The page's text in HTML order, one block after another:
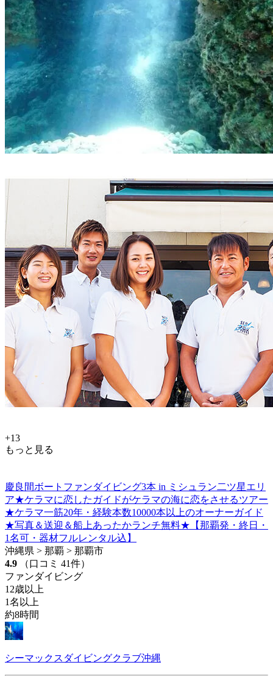
+13
もっと見る
慶良間ボートファンダイビング3本 in ミシュラン二ツ星エリ
ア★ケラマに恋したガイドがケラマの海に恋をさせるツアー
★ケラマ一筋20年・経験本数10000本以上のオーナーガイド
★写真＆送迎＆船上あったかランチ無料★【那覇発・終日・
1名可・器材フルレンタル込】
沖縄県 > 那覇 > 那覇市
4.9
（口コミ 41件）
ファンダイビング
12歳以上
1名以上
約8時間
シーマックスダイビングクラブ沖縄